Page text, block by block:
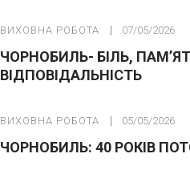
ВИХОВНА РОБОТА 07/05/2026
ЧОРНОБИЛЬ- БІЛЬ,
ВІДПОВІДАЛЬНІСТЬ
ВИХОВНА РОБОТА 05/05/2026
ЧОРНОБИЛЬ: 40 РОКІВ